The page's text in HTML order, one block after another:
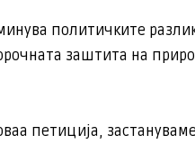
политичките
заштита на
петиција,